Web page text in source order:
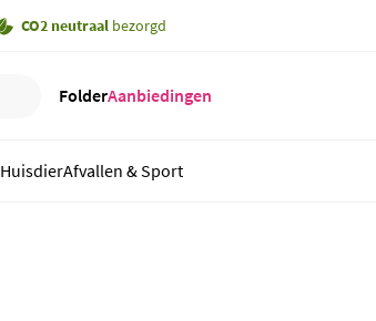
CO2 neutraal bezorgd
FolderAanbiedingen
HuisdierAfvallen & Sport